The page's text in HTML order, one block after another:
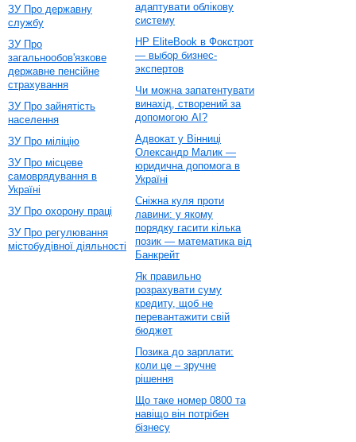
ЗУ Про державну
службу
ЗУ Про
загальнообов'язкове
державне пенсійне
страхування
ЗУ Про зайнятість
населення
ЗУ Про міліцію
ЗУ Про місцеве
самоврядування в
Україні
ЗУ Про охорону праці
ЗУ Про регулювання
містобудівної діяльності
адаптувати облікову
систему
HP EliteBook в Фокстрот
— выбор бизнес-
экспертов
Чи можна запатентувати
винахід, створений за
допомогою AI?
Адвокат у Вінниці
Олександр Малик —
юридична допомога в
Україні
Сніжна куля проти
лавини: у якому
порядку гасити кілька
позик — математика від
Банкрейт
Як правильно
розрахувати суму
кредиту, щоб не
перевантажити свій
бюджет
Позика до зарплати:
коли це – зручне
рішення
Що таке номер 0800 та
навіщо він потрібен
бізнесу